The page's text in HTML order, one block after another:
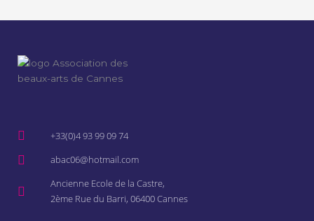
+33(0)4 93 99 09 74
abac06@hotmail.com
Ancienne Ecole de la Castre,
2ème Rue du Barri, 06400 Cannes